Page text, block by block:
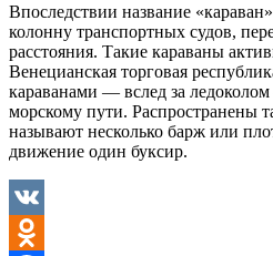
Впоследствии название
колонну транспортных судов,
расстояния. Такие караваны
Венецианская торговая
караванами — вслед за
морскому пути. Распространены
называют несколько барж или
движение один буксир.
VK